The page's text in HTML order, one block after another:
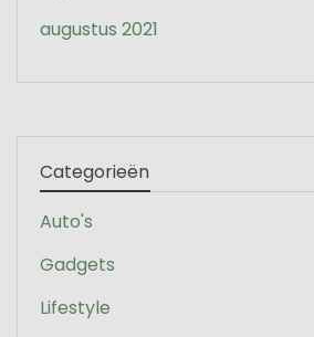
augustus 2021
Categorieën
Auto's
Gadgets
Lifestyle